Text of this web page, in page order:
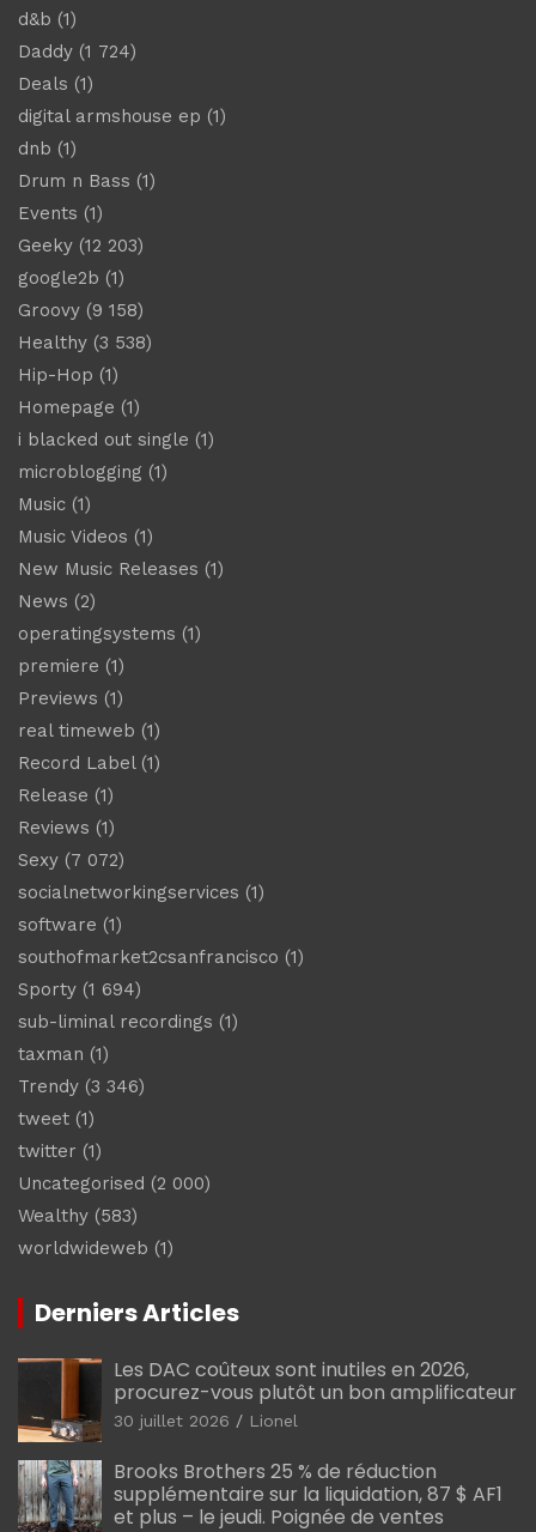
d&b (1)
Daddy (1 724)
Deals (1)
digital armshouse ep (1)
dnb (1)
Drum n Bass (1)
Events (1)
Geeky (12 203)
google2b (1)
Groovy (9 158)
Healthy (3 538)
Hip-Hop (1)
Homepage (1)
i blacked out single (1)
microblogging (1)
Music (1)
Music Videos (1)
New Music Releases (1)
News (2)
operatingsystems (1)
premiere (1)
Previews (1)
real timeweb (1)
Record Label(1)
Release (1)
Reviews (1)
Sexy (7 072)
socialnetworkingservices (1)
software (1)
southofmarket2csanfrancisco (1)
Sporty (1 694)
sub-liminal recordings (1)
taxman (1)
Trendy (3 346)
tweet (1)
twitter (1)
Uncategorised (2 000)
Wealthy (583)
worldwideweb (1)
Derniers Articles
Les DAC coûteux sont inutiles en 2026,
procurez-vous plutôt un bon amplificateur
30 juillet 2026 Lionel
Brooks Brothers 25 % de réduction
supplémentaire sur la liquidation, 87 $ AF1
et plus – le jeudi. Poignée de ventes